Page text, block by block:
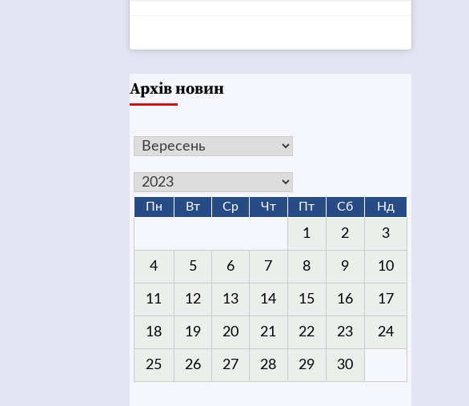
Архів новин
Пн Вт Ср Чт Пт Сб Нд
1 2 3
4 5 6 7 8 9 10
11 12 13 14 15 16 17
18 19 20 21 22 23 24
25 26 27 28 29 30